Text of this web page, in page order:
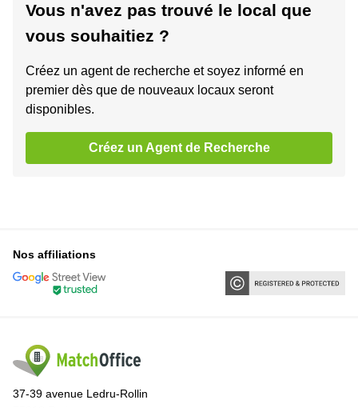
Vous n'avez pas trouvé le local que
vous souhaitiez ?
Créez un agent de recherche et soyez informé en
premier dès que de nouveaux locaux seront
disponibles.
Créez un Agent de Recherche
Nos affiliations
37-39 avenue Ledru-Rollin